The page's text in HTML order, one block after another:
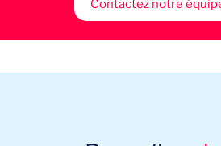
Contactez notre